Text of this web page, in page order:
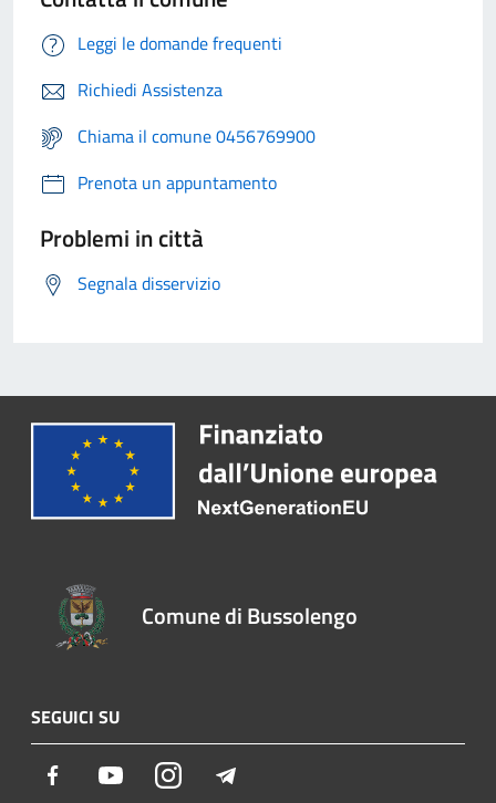
Leggi le domande frequenti
Richiedi Assistenza
Chiama il comune 0456769900
Prenota un appuntamento
Problemi in città
Segnala disservizio
Comune di Bussolengo
SEGUICI SU
Facebook YoutubeInstagram